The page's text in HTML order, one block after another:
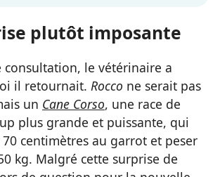
plutôt imposante
consultation, le vétérinaire a
il retournait. Rocco ne serait pas
un Cane Corso, une race de
plus grande et puissante, qui
centimètres au garrot et peser
kg. Malgré cette surprise de